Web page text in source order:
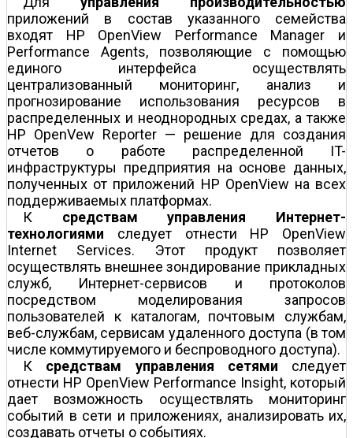
приложений в состав указанного семейства
входят HP OpenView Performance Manager и
Performance Agents, позволяющие с помощью
единого интерфейса осуществлять
централизованный мониторинг, анализ и
прогнозирование использования ресурсов в
распределенных и неоднородных средах, а также
HP OpenVew Reporter — решение для создания
отчетов о работе распределенной IT-
инфраструктуры предприятия на основе данных,
полученных от приложений HP OpenView на всех
поддерживаемых платформах.
К средствам управления Интернет-
технологиями следует отнести HP OpenView
Internet Services. Этот продукт позволяет
осуществлять внешнее зондирование прикладных
служб, Интернет-сервисов и протоколов
посредством моделирования запросов
пользователей к каталогам, почтовым службам,
веб-службам, сервисам удаленного доступа (в том
числе коммутируемого и беспроводного доступа).
К средствам управления сетями следует
отнести HP OpenView Performance Insight, который
дает возможность осуществлять мониторинг
событий в сети и приложениях, анализировать их,
создавать отчеты о событиях.